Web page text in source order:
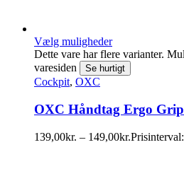
Vælg muligheder
Dette vare har flere varianter.
varesiden
Se hurtigt
Cockpit, OXC
OXC Håndtag Ergo
139,00kr. – 149,00kr.